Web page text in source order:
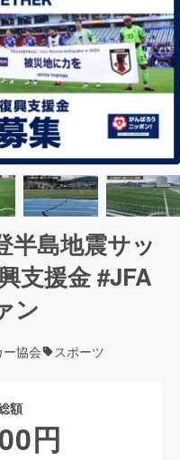
島地震サッ
支援金 #JFA
ン
協会 スポーツ
額
円